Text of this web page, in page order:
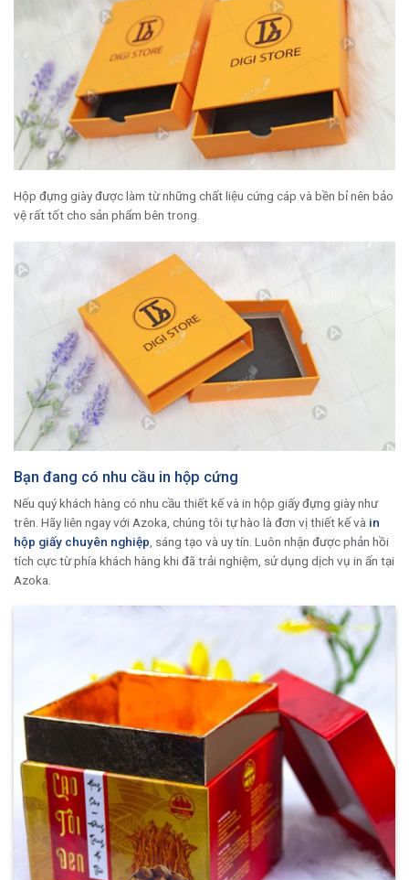
Hộp đựng giày được làm từ những chất liệu cứng cáp và bền bỉ nên bảo
vệ rất tốt cho sản phẩm bên trong.
Bạn đang có nhu cầu in hộp cứng
Nếu quý khách hàng có nhu cầu thiết kế và in hộp giấy đựng giày như
trên. Hãy liên ngay với Azoka, chúng tôi tự hào là đơn vị thiết kế và in
hộp giấy chuyên nghiệp , sáng tạo và uy tín. Luôn nhận được phản hồi
tích cực từ phía khách hàng khi đã trải nghiệm, sử dụng dịch vụ in ấn tại
Azoka.